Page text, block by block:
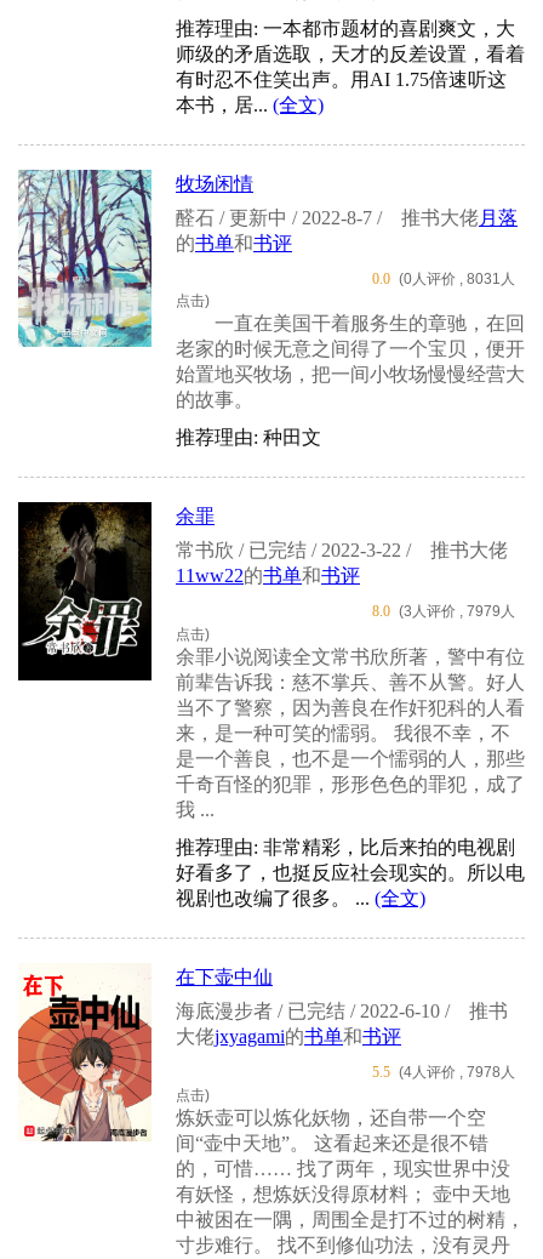
推荐理由: 一本都市题材的喜剧爽文，大
师级的矛盾选取，天才的反差设置，看着
有时忍不住笑出声。用AI 1.75倍速听这
本书，居... (全文)
牧场闲情
醛石 / 更新中 / 2022-8-7 /
推书大佬月落
的书单和书评
0.0 (0人评价 , 8031人
点击)
一直在美国干着服务生的章驰，在回
老家的时候无意之间得了一个宝贝，便开
始置地买牧场，把一间小牧场慢慢经营大
的故事。
推荐理由: 种田文
余罪
常书欣 / 已完结 / 2022-3-22 /
推书大佬
11ww22的书单和书评
8.0 (3人评价 , 7979人
点击)
余罪小说阅读全文常书欣所著，警中有位
前辈告诉我：慈不掌兵、善不从警。好人
当不了警察，因为善良在作奸犯科的人看
来，是一种可笑的懦弱。 我很不幸，不
是一个善良，也不是一个懦弱的人，那些
千奇百怪的犯罪，形形色色的罪犯，成了
我 ...
推荐理由: 非常精彩，比后来拍的电视剧
好看多了，也挺反应社会现实的。所以电
视剧也改编了很多。 ... (全文)
在下壶中仙
海底漫步者 / 已完结 / 2022-6-10 /
推书
大佬jxyagami的书单和书评
5.5 (4人评价 , 7978人
点击)
炼妖壶可以炼化妖物，还自带一个空
间“壶中天地”。 这看起来还是很不错
的，可惜…… 找了两年，现实世界中没
有妖怪，想炼妖没得原材料； 壶中天地
中被困在一隅，周围全是打不过的树精，
寸步难行。 找不到修仙功法，没有灵丹